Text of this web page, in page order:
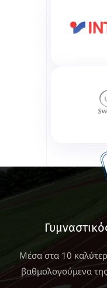
Μέσα στα 10
βαθμολογούμενα